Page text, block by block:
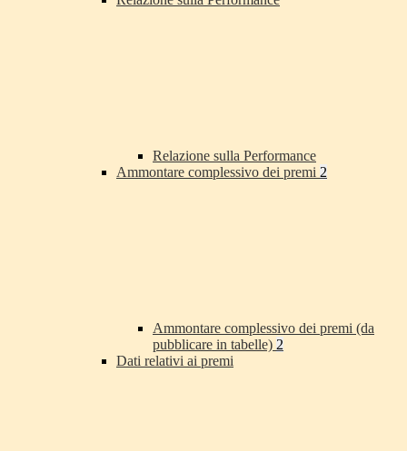
Relazione sulla Performance
Ammontare complessivo dei premi 2
Ammontare complessivo dei premi (da
pubblicare in tabelle) 2
Dati relativi ai premi